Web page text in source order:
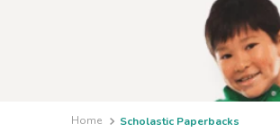
Scholastic Paperbacks
cartolina dupla
pincel
tinta guache